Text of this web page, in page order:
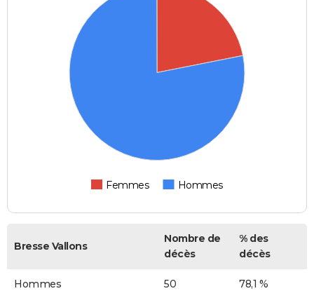
Femmes Hommes
Bresse Vallons
Nombre de
décès
% des
décès
Hommes 50 78,1 %